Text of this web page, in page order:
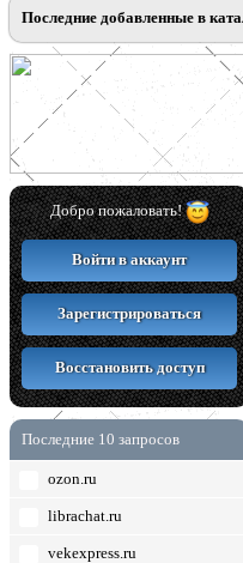
Последние добавленные в
Добро пожаловать!
Войти в аккаунт
Зарегистрироваться
Восстановить доступ
Последние 10 запросов
ozon.ru
librachat.ru
vekexpress.ru